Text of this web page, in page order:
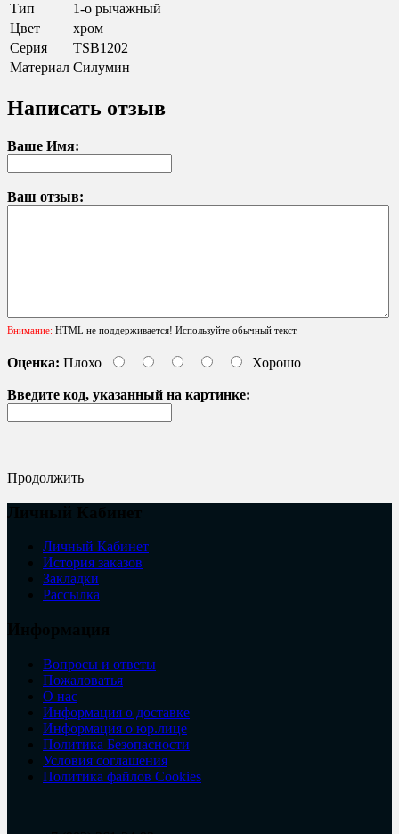
Тип
1-о рычажный
Цвет
хром
Серия
TSB1202
Материал Силумин
Написать отзыв
Ваше Имя:
Ваш отзыв:
Внимание: HTML не поддерживается! Используйте обычный текст.
Оценка: Плохо Хорошо
Введите код, указанный на картинке:
Продолжить
Личный Кабинет
История заказов
Закладки
Рассылка
Вопросы и ответы
Пожаловатья
О нас
Информация о доставке
Информация о юр.лице
Политика Безопасности
Условия соглашения
Политика файлов Cookies